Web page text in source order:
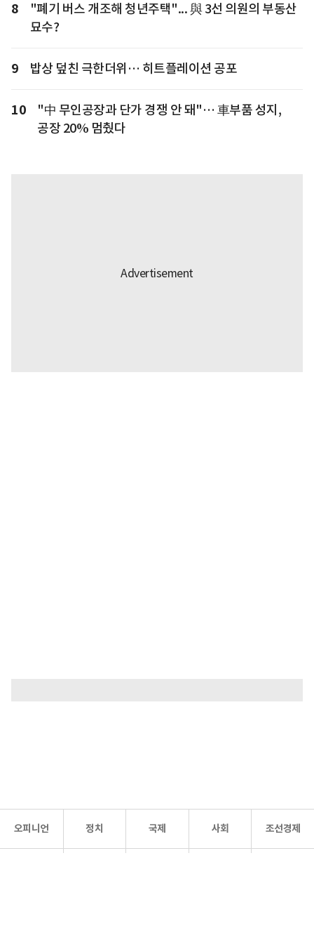
8
"폐기 버스 개조해 청년주택"... 與 3선 의원의 부동산
묘수?
9 밥상 덮친 극한더위… 히트플레이션 공포
10
"中 무인공장과 단가 경쟁 안 돼"… 車부품 성지,
공장 20% 멈췄다
오피니언 정치 국제 사회 조선경제